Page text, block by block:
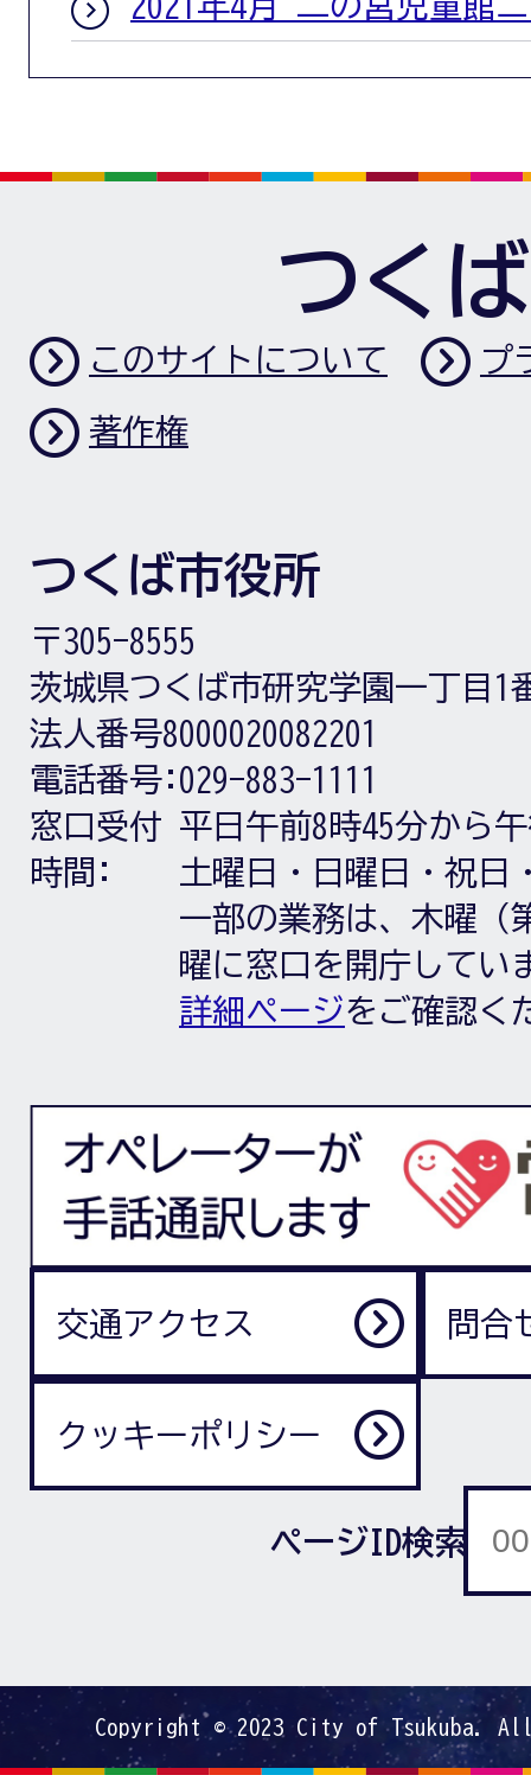
つく
このサイトについて プ
著作権
つくば市役所
〒305-8555
茨城県つくば市研究学園一丁目1
法人番号8000020082201
電話番号: 029-883-1111
窓口受付
時間:
平日午前8時45分から
土曜日・日曜日・祝日
一部の業務は、木曜（
曜に窓口を開庁してい
詳細ページをご確認く
交通アクセス 問合
クッキーポリシー
ページID検索
Copyright © 2023 City of Tsukuba.